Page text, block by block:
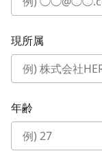
現所属
年齢